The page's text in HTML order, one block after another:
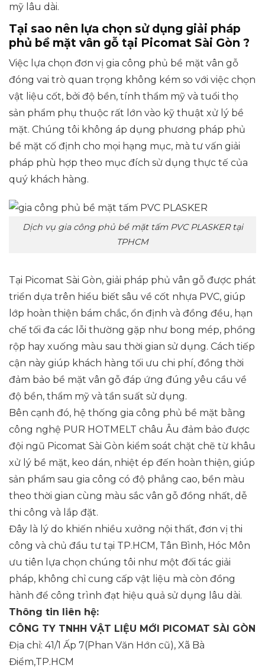
mỹ lâu dài.
Tại sao nên lựa chọn sử dụng giải pháp
phủ bề mặt vân gỗ tại Picomat Sài Gòn ?
Việc lựa chọn đơn vị gia công phủ bề mặt vân gỗ
đóng vai trò quan trọng không kém so với việc chọn
vật liệu cốt, bởi độ bền, tính thẩm mỹ và tuổi thọ
sản phẩm phụ thuộc rất lớn vào kỹ thuật xử lý bề
mặt. Chúng tôi không áp dụng phương pháp phủ
bề mặt cố định cho mọi hạng mục, mà tư vấn giải
pháp phù hợp theo mục đích sử dụng thực tế của
quý khách hàng.
Dịch vụ gia công phủ bề mặt tấm PVC PLASKER tại
TPHCM
Tại Picomat Sài Gòn, giải pháp phủ vân gỗ được phát
triển dựa trên hiểu biết sâu về cốt nhựa PVC, giúp
lớp hoàn thiện bám chắc, ổn định và đồng đều, hạn
chế tối đa các lỗi thường gặp như bong mép, phồng
rộp hay xuống màu sau thời gian sử dụng. Cách tiếp
cận này giúp khách hàng tối ưu chi phí, đồng thời
đảm bảo bề mặt vân gỗ đáp ứng đúng yêu cầu về
độ bền, thẩm mỹ và tần suất sử dụng.
Bên cạnh đó, hệ thống gia công phủ bề mặt bằng
công nghệ PUR HOTMELT châu Âu đảm bảo được
đội ngũ Picomat Sài Gòn kiểm soát chặt chẽ từ khâu
xử lý bề mặt, keo dán, nhiệt ép đến hoàn thiện, giúp
sản phẩm sau gia công có độ phẳng cao, bền màu
theo thời gian cùng màu sắc vân gỗ đồng nhất, dễ
thi công và lắp đặt.
Đây là lý do khiến nhiều xưởng nội thất, đơn vị thi
công và chủ đầu tư tại TP.HCM, Tân Bình, Hóc Môn
ưu tiên lựa chọn chúng tôi như một đối tác giải
pháp, không chỉ cung cấp vật liệu mà còn đồng
hành để công trình đạt hiệu quả sử dụng lâu dài.
Thông tin liên hệ:
CÔNG TY TNHH VẬT LIỆU MỚI PICOMAT SÀI GÒN
Địa chỉ: 41/1 Ấp 7(Phan Văn Hớn cũ), Xã Bà
Điểm,TP.HCM